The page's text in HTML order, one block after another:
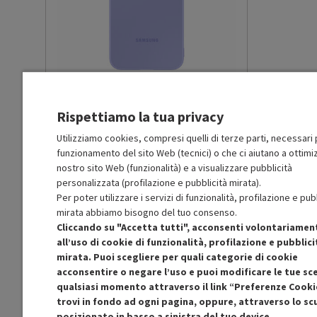
entrambe Ottimizzato
altri dispositivi
efficace e ad alta
fornisce in modo
Design compatto,
Altezza netta del prodotto
(cm)
6.34
Larghezza netta del prodotto
(cm)
Profondità netta del prodotto
3.9
MOLTO BUONO
O: Confezione originale integra
O : Accessori principali presenti
: Estetica prodotto ottima
N: Prodotto funzionante
Prodotto Nuovo 34.90 -10%
Ricondizionato 31.41
Aggiungi al carrello
Rispettiamo la tua privacy
Utilizziamo cookies, compresi quelli di terze parti, necessari
funzionamento del sito Web (tecnici) o che ci aiutano a
nostro sito Web (funzionalità) e a visualizzare pubblicità
personalizzata (profilazione e pubblicità mirata).
Per poter utilizzare i servizi di funzionalità, profilazione e
mirata abbiamo bisogno del tuo consenso.
Cliccando su "Accetta tutti", acconsenti
all’uso di cookie di funzionalità, profilazione e
mirata. Puoi scegliere per quali categorie di cookie
acconsentire o negare l’uso e puoi modificare le tue
qualsiasi momento attraverso il link “Preferenze
trovi in fondo ad ogni pagina, oppure, attraverso lo